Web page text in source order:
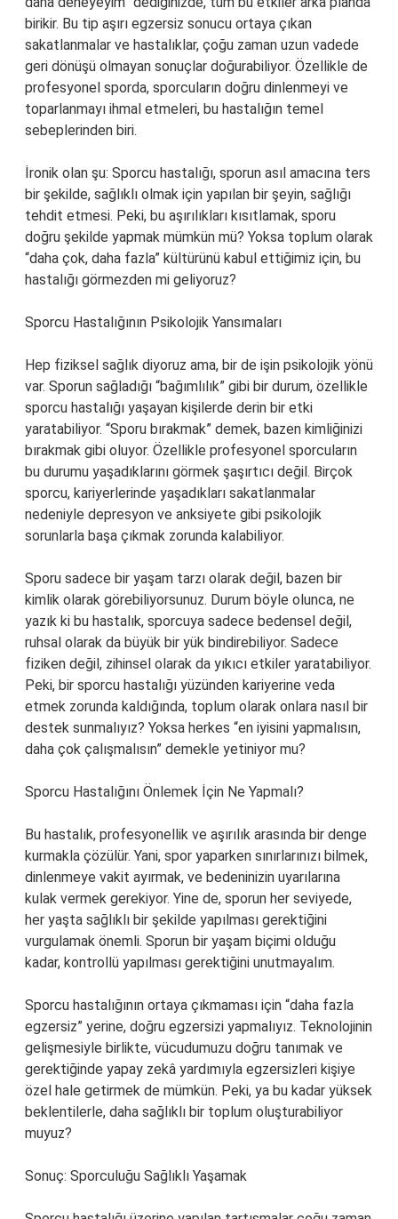
birikir. Bu tip aşırı egzersiz sonucu ortaya çıkan
sakatlanmalar ve hastalıklar, çoğu zaman uzun vadede
geri dönüşü olmayan sonuçlar doğurabiliyor. Özellikle de
profesyonel sporda, sporcuların doğru dinlenmeyi ve
toparlanmayı ihmal etmeleri, bu hastalığın temel
sebeplerinden biri.
İronik olan şu: Sporcu hastalığı, sporun asıl amacına ters
bir şekilde, sağlıklı olmak için yapılan bir şeyin, sağlığı
tehdit etmesi. Peki, bu aşırılıkları kısıtlamak, sporu
doğru şekilde yapmak mümkün mü? Yoksa toplum olarak
“daha çok, daha fazla” kültürünü kabul ettiğimiz için, bu
hastalığı görmezden mi geliyoruz?
Sporcu Hastalığının Psikolojik Yansımaları
Hep fiziksel sağlık diyoruz ama, bir de işin psikolojik yönü
var. Sporun sağladığı “bağımlılık” gibi bir durum, özellikle
sporcu hastalığı yaşayan kişilerde derin bir etki
yaratabiliyor. “Sporu bırakmak” demek, bazen kimliğinizi
bırakmak gibi oluyor. Özellikle profesyonel sporcuların
bu durumu yaşadıklarını görmek şaşırtıcı değil. Birçok
sporcu, kariyerlerinde yaşadıkları sakatlanmalar
nedeniyle depresyon ve anksiyete gibi psikolojik
sorunlarla başa çıkmak zorunda kalabiliyor.
Sporu sadece bir yaşam tarzı olarak değil, bazen bir
kimlik olarak görebiliyorsunuz. Durum böyle olunca, ne
yazık ki bu hastalık, sporcuya sadece bedensel değil,
ruhsal olarak da büyük bir yük bindirebiliyor. Sadece
fiziken değil, zihinsel olarak da yıkıcı etkiler yaratabiliyor.
Peki, bir sporcu hastalığı yüzünden kariyerine veda
etmek zorunda kaldığında, toplum olarak onlara nasıl bir
destek sunmalıyız? Yoksa herkes “en iyisini yapmalısın,
daha çok çalışmalısın” demekle yetiniyor mu?
Sporcu Hastalığını Önlemek İçin Ne Yapmalı?
Bu hastalık, profesyonellik ve aşırılık arasında bir denge
kurmakla çözülür. Yani, spor yaparken sınırlarınızı bilmek,
dinlenmeye vakit ayırmak, ve bedeninizin uyarılarına
kulak vermek gerekiyor. Yine de, sporun her seviyede,
her yaşta sağlıklı bir şekilde yapılması gerektiğini
vurgulamak önemli. Sporun bir yaşam biçimi olduğu
kadar, kontrollü yapılması gerektiğini unutmayalım.
Sporcu hastalığının ortaya çıkmaması için “daha fazla
egzersiz” yerine, doğru egzersizi yapmalıyız. Teknolojinin
gelişmesiyle birlikte, vücudumuzu doğru tanımak ve
gerektiğinde yapay zekâ yardımıyla egzersizleri kişiye
özel hale getirmek de mümkün. Peki, ya bu kadar yüksek
beklentilerle, daha sağlıklı bir toplum oluşturabiliyor
muyuz?
Sonuç: Sporculuğu Sağlıklı Yaşamak